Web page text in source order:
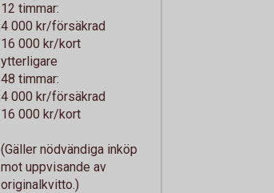
12 timmar:
4 000 kr/försäkrad
16 000 kr/kort
ytterligare
48 timmar:
4 000 kr/försäkrad
16 000 kr/kort
(Gäller nödvändiga inköp
mot uppvisande av
originalkvitto.)